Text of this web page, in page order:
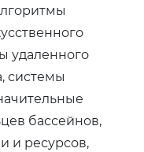
удаленного
системы
бассейнов,
и ресурсов,